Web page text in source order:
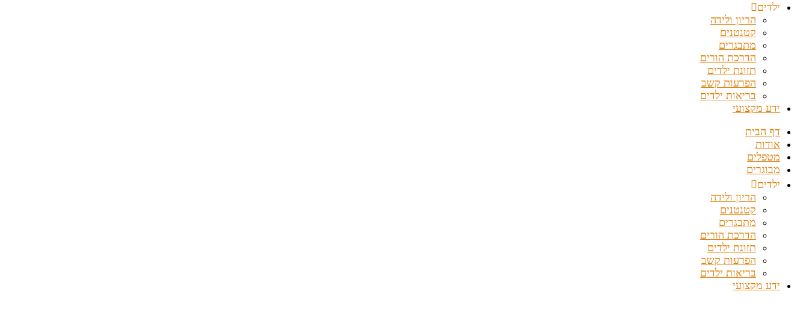
ילדים
הריון ולידה
קטנטנים
מתבגרים
הדרכת הורים
תזונת ילדים
הפרעות קשב
בריאות ילדים
ידע מקצועי
דף הבית
אודות
מטפלים
מבוגרים
ילדים
הריון ולידה
קטנטנים
מתבגרים
הדרכת הורים
תזונת ילדים
הפרעות קשב
בריאות ילדים
ידע מקצועי